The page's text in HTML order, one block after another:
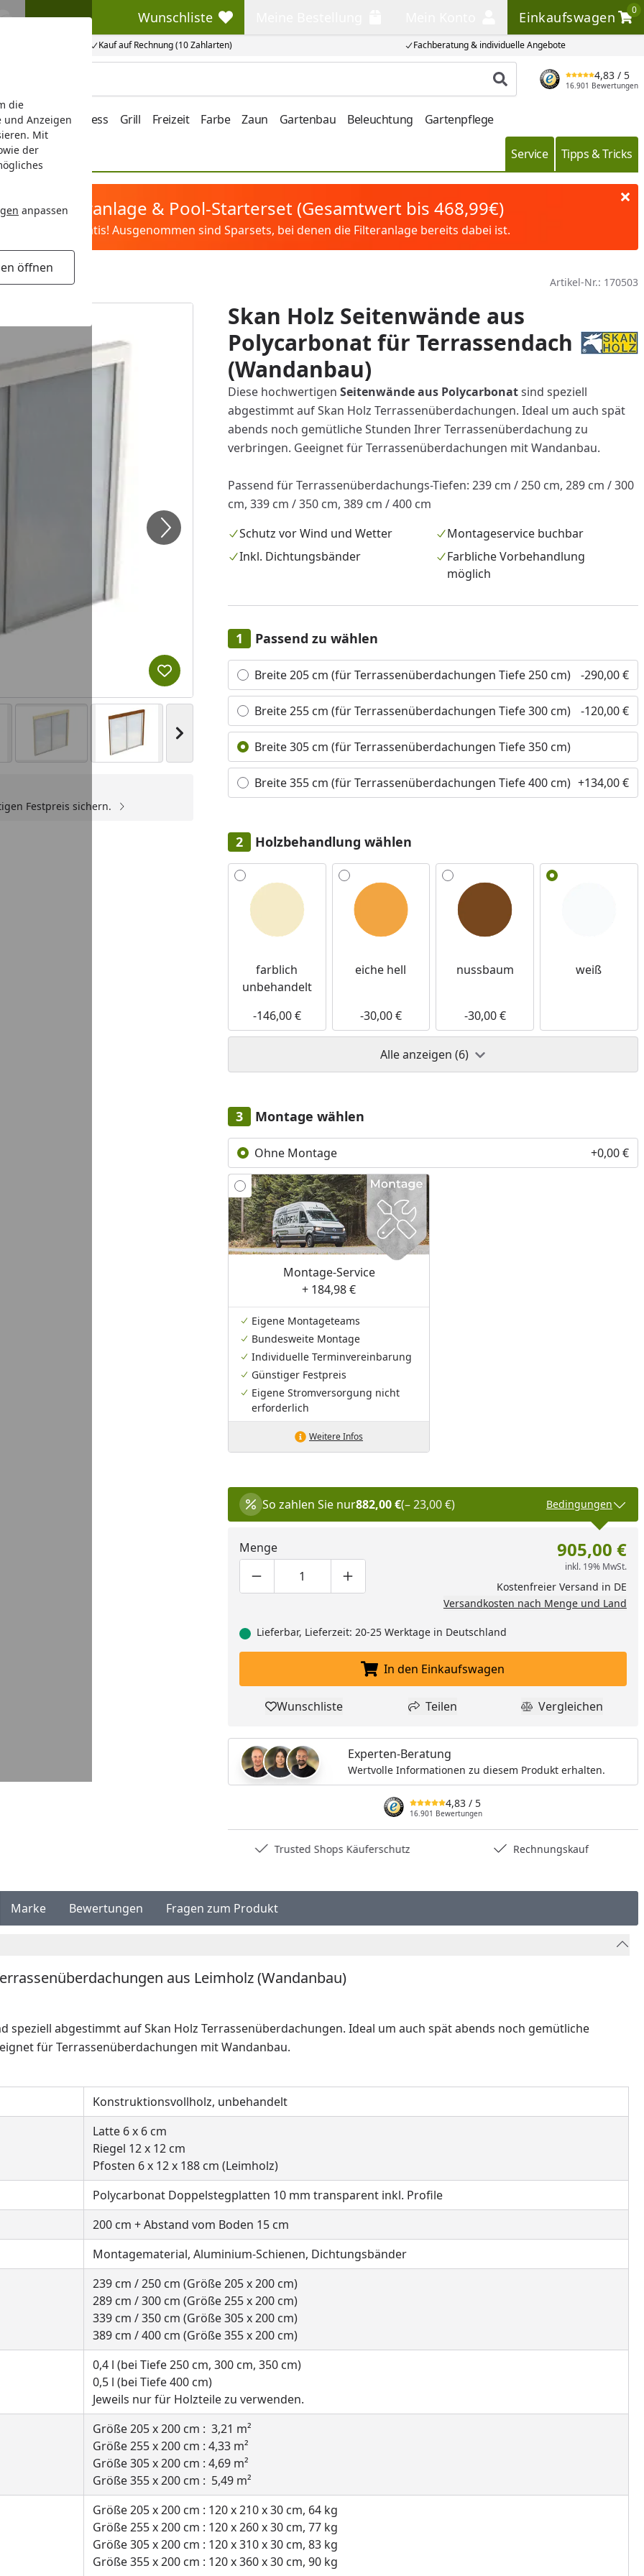
die
und Anzeigen
Mit
der
anpassen
öffnen
Kauf auf Rechnung (10 Zahlarten) Fachberatung & individuelle Angebote
Wunschliste
Wunschliste Einkaufswagen
0
Einkaufswagen
Produkt suchen
4,83 / 5
16.901 Bewertungen
Vordach Wellness Grill Freizeit Farbe Zaun Gartenbau Beleuchtung Gartenpflege
Service Tipps & Tricks
Sandfilteranlage & Pool-Starterset (Gesamtwert bis 468,99€)
Filter&Pflege gratis! Ausgenommen sind Sparsets, bei denen die Filteranlage bereits dabei ist.
Artikel-Nr.: 170503
Nächstes Bild anzeigen
Produkt zur Wunschliste hinzufügen
Festpreis sichern.
Skan Holz Seitenwände aus
Polycarbonat für Terrassendach
(Wandanbau)
Diese hochwertigen Seitenwände aus Polycarbonatsind speziell
abgestimmt auf Skan Holz Terrassenüberdachungen. Ideal um auch spät
abends noch gemütliche Stunden Ihrer Terrassenüberdachung zu
verbringen. Geeignet für Terrassenüberdachungen mit Wandanbau.
Passend für Terrassenüberdachungs-Tiefen: 239 cm / 250 cm, 289 cm / 300
cm, 339 cm / 350 cm, 389 cm / 400 cm
Schutz vor Wind und Wetter
Montageservice buchbar
Inkl. Dichtungsbänder
Farbliche Vorbehandlung
möglich
Passend zu wählen
Alle anzeigen (4)
Breite 205 cm (für Terrassenüberdachungen Tiefe 250 cm) -290,00 €
Breite 255 cm (für Terrassenüberdachungen Tiefe 300 cm) -120,00 €
Breite 305 cm (für Terrassenüberdachungen Tiefe 350 cm)
Breite 355 cm (für Terrassenüberdachungen Tiefe 400 cm) +134,00 €
Holzbehandlung wählen
Alle anzeigen (6)
farblich
unbehandelt
-146,00 €
eiche hell
-30,00 €
nussbaum
-30,00 €
weiß
Alle anzeigen (6)
Montage wählen
Ohne Montage +0,00 €
Montage-Service
+ 184,98 €
Eigene Montageteams
Bundesweite Montage
Individuelle Terminvereinbarung
Günstiger Festpreis
Eigene Stromversorgung nicht
erforderlich
Weitere Infos
So zahlen Sie nur882,00 €(– 23,00 €) Bedingungen
Menge
Produktmenge um eins verringern
Produktmenge manuell eingeben
Produktmenge um eins erhöhen
905,00 €
inkl. 19% MwSt.
Kostenfreier Versand in DE
Versandkosten nach Menge und Land
Lieferbar, Lieferzeit: 20-25 Werktage in Deutschland
In den Einkaufswagen legen
In den Einkaufswagen
Produkt zur Wunschliste hinzufügen
Wunschliste Teilen
Teilen Produkt
Vergleichen
Experten-Beratung
Wertvolle Informationen zu diesem Produkt erhalten.
4,83 / 5
16.901 Bewertungen
Trusted Shops Käuferschutz Rechnungskauf
Marke Bewertungen Fragen zum Produkt
aus Leimholz (Wandanbau)
speziell abgestimmt auf Skan Holz Terrassenüberdachungen. Ideal um auch spät abends noch gemütliche
für Terrassenüberdachungen mit Wandanbau.
Konstruktionsvollholz, unbehandelt
Latte 6 x 6 cm
Riegel 12 x 12 cm
Pfosten 6 x 12 x 188 cm (Leimholz)
Polycarbonat Doppelstegplatten 10 mm transparent inkl. Profile
200 cm + Abstand vom Boden 15 cm
Montagematerial, Aluminium-Schienen, Dichtungsbänder
239 cm / 250 cm (Größe 205 x 200 cm)
289 cm / 300 cm (Größe 255 x 200 cm)
339 cm / 350 cm (Größe 305 x 200 cm)
389 cm / 400 cm (Größe 355 x 200 cm)
0,4 l (bei Tiefe 250 cm, 300 cm, 350 cm)
0,5 l (bei Tiefe 400 cm)
Jeweils nur für Holzteile zu verwenden.
Größe 205 x 200 cm : 3,21 m²
Größe 255 x 200 cm : 4,33 m²
Größe 305 x 200 cm : 4,69 m²
Größe 355 x 200 cm : 5,49 m²
Größe 205 x 200 cm : 120 x 210 x 30 cm, 64 kg
Größe 255 x 200 cm : 120 x 260 x 30 cm, 77 kg
Größe 305 x 200 cm : 120 x 310 x 30 cm, 83 kg
Größe 355 x 200 cm : 120 x 360 x 30 cm, 90 kg